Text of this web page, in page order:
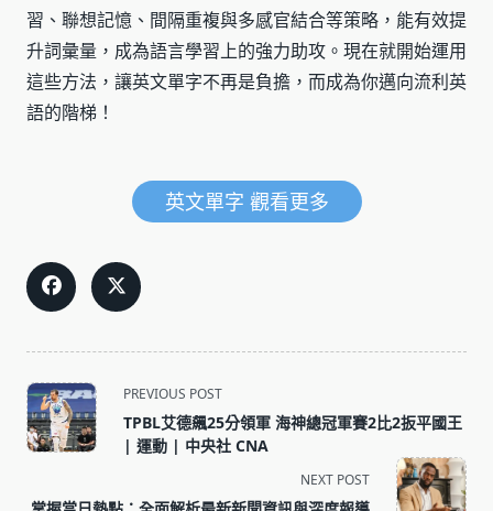
習、聯想記憶、間隔重複與多感官結合等策略，能有效提
升詞彙量，成為語言學習上的強力助攻。現在就開始運用
這些方法，讓英文單字不再是負擔，而成為你邁向流利英
語的階梯！
英文單字 觀看更多
<span
class="nav-
subtitle
reader-
PREVIOUS POST
TPBL艾德飆25分領軍 海神總冠軍賽2比2扳平國王
| 運動 | 中央社 CNA
NEXT POST